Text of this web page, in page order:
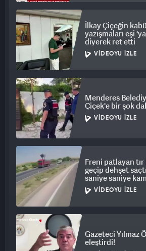
İlkay Çiçeğin
yazışmaları eşi
diyerek ret etti
VIDEOYU İZLE
Menderes
Çiçek'e bir şok
VIDEOYU İZLE
Freni patlayan tır
geçip dehşet
saniye saniye
VIDEOYU İZLE
Gazeteci Yılmaz
eleştirdi!